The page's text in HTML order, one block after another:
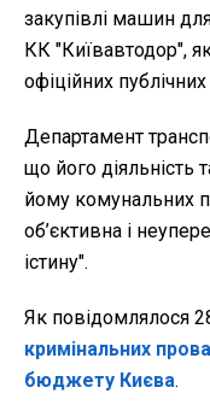
закупівлі машин
КК "Київавтодор",
офіційних
Департамент
що його діяльність
йому комунальних
об’єктивна і
істину".
Як повідомлялося
кримінальних
бюджету Києва.